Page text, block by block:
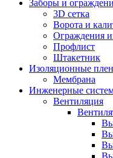
Заборы и
3D сетка
Ворота и
Ограждения
Профлист
Штакетник
Изоляционные
Мембрана
Инженерные
Вентиляция